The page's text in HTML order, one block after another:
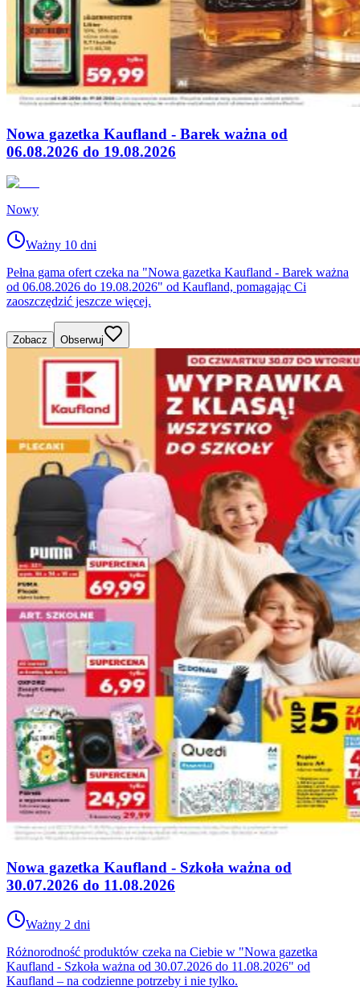
Nowa gazetka Kaufland - Barek ważna od
06.08.2026 do 19.08.2026
Nowy
Ważny 10 dni
Pełna gama ofert czeka na "Nowa gazetka Kaufland - Barek ważna
od 06.08.2026 do 19.08.2026" od Kaufland, pomagając Ci
zaoszczędzić jeszcze więcej.
Zobacz Obserwuj
Nowa gazetka Kaufland - Szkoła ważna od
30.07.2026 do 11.08.2026
Ważny 2 dni
Różnorodność produktów czeka na Ciebie w "Nowa gazetka
Kaufland - Szkoła ważna od 30.07.2026 do 11.08.2026" od
Kaufland – na codzienne potrzeby i nie tylko.